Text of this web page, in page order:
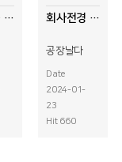
소방용품 평가영상 회사전경 드론사진
공장날다
Date
2024-01-
23
Hit 660